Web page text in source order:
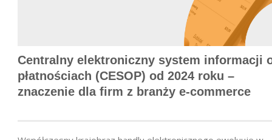
Centralny elektroniczny system informacji
płatnościach (CESOP) od 2024 roku –
znaczenie dla firm z branży e-commerce